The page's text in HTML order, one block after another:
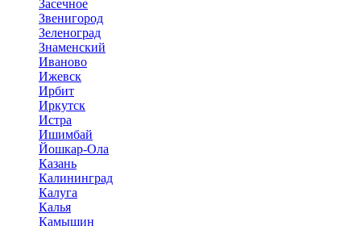
Засечное
Звенигород
Зеленоград
Знаменский
Иваново
Ижевск
Ирбит
Иркутск
Истра
Ишимбай
Йошкар-Ола
Казань
Калининград
Калуга
Калья
Камышин